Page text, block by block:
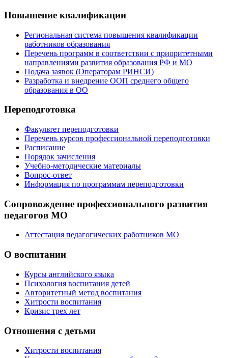
Повышение квалификации
Региональная система повышения квалификации
работников образования
Перечень программ в соответствии с приоритетными
направлениями развития образования РФ и МО
Подача заявок (Операторам РИНСИ)
Разработка и внедрение ООП среднего общего
образования в ОО
Переподготовка
Факультет переподготовки
Перечень курсов профессиональной переподготовки
Расписание
Порядок зачисления
Учебно-методические материалы
Вопрос-ответ
Информация по программам переподготовки
Сопровождение профессионального развития
педагогов МО
Аттестация педагогических работников МО
О воспитании
Курсы английского языка
Психология воспитания детей
Авторитетный метод воспитания
Хитрости воспитания
Кризис трех лет
Отношения с детьми
Хитрости воспитания